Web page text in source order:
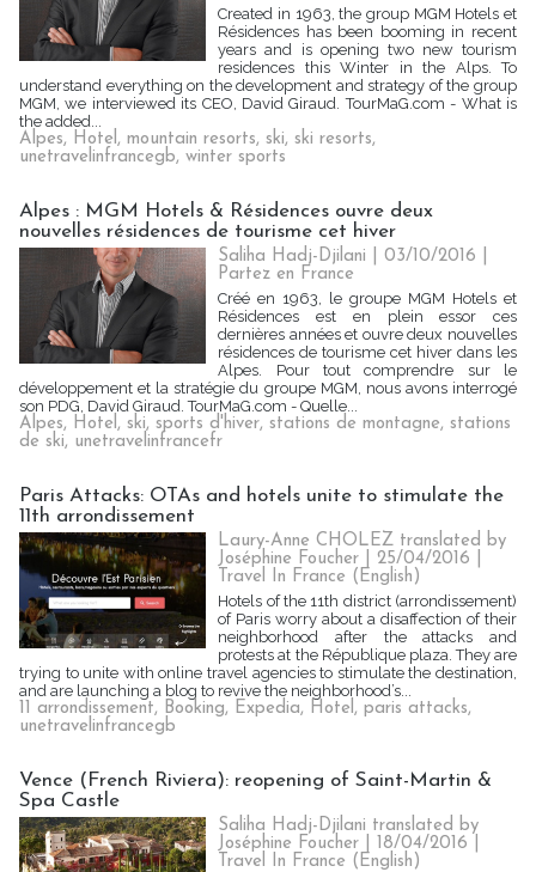
Created in 1963, the group MGM Hotels et
Résidences has been booming in recent
years and is opening two new tourism
residences this Winter in the Alps. To
understand everything on the development and strategy of the group
MGM, we interviewed its CEO, David Giraud. TourMaG.com - What is
the added...
Alpes, Hotel, mountain resorts, ski, ski resorts,
unetravelinfrancegb, winter sports
Alpes : MGM Hotels & Résidences ouvre deux
nouvelles résidences de tourisme cet hiver
Saliha Hadj-Djilani | 03/10/2016
Partez en France
Créé en 1963, le groupe MGM Hotels et
Résidences est en plein essor ces
dernières années et ouvre deux nouvelles
résidences de tourisme cet hiver dans les
Alpes. Pour tout comprendre sur le
développement et la stratégie du groupe MGM, nous avons interrogé
son PDG, David Giraud. TourMaG.com - Quelle...
Alpes, Hotel, ski, sports d'hiver, stations de montagne, stations
de ski, unetravelinfrancefr
Paris Attacks: OTAs and hotels unite to stimulate the
11th arrondissement
Laury-Anne CHOLEZ translated by
Joséphine Foucher | 25/04/2016
Travel In France (English)
Hotels of the 11th district (arrondissement)
of Paris worry about a disaffection of their
neighborhood after the attacks and
protests at the République plaza. They are
trying to unite with online travel agencies to stimulate the destination,
and are launching a blog to revive the neighborhood’s...
11 arrondissement, Booking, Expedia, Hotel, paris attacks,
unetravelinfrancegb
Vence (French Riviera): reopening of Saint-Martin &
Spa Castle
Saliha Hadj-Djilani translated by
Joséphine Foucher | 18/04/2016
Travel In France (English)